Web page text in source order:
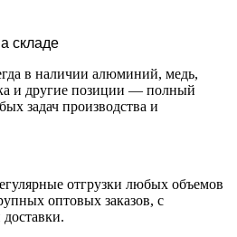
складе
в наличии алюминий, медь,
и другие позиции — полный
задач производства и
отгрузки любых объемов
оптовых заказов, с